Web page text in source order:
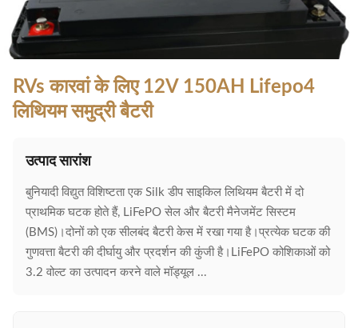
RVs कारवां के लिए 12V 150AH Lifepo4
लिथियम समुद्री बैटरी
उत्पाद सारांश
बुनियादी विद्युत विशिष्टता एक Silk डीप साइकिल लिथियम बैटरी में दो
प्राथमिक घटक होते हैं, LiFePO सेल और बैटरी मैनेजमेंट सिस्टम
(BMS)।दोनों को एक सीलबंद बैटरी केस में रखा गया है।प्रत्येक घटक की
गुणवत्ता बैटरी की दीर्घायु और प्रदर्शन की कुंजी है।LiFePO कोशिकाओं को
3.2 वोल्ट का उत्पादन करने वाले मॉड्यूल ...